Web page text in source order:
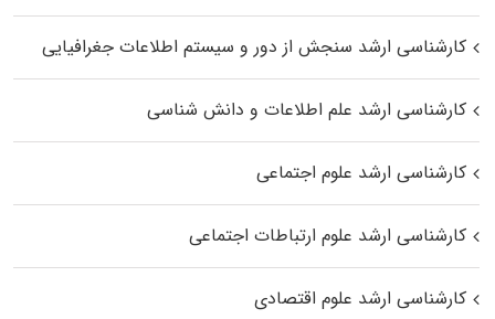
کارشناسی ارشد سنجش از دور و سیستم اطلاعات جغرافیایی
کارشناسی ارشد علم اطلاعات و دانش شناسی
کارشناسی ارشد علوم اجتماعی
کارشناسی ارشد علوم ارتباطات اجتماعی
کارشناسی ارشد علوم اقتصادی